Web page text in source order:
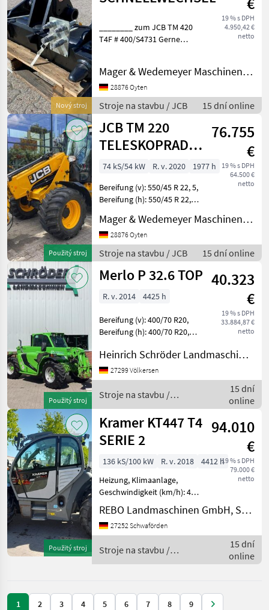
Nový stroj
19 % s DPH
4.950,42 €
netto
________ zum JCB TM 420
T4F # 400/S4731 Gerne
Maschine und liefern diese
gegen Mehrpreis bei Ihnen
an! Preis
Mager & Wedemeyer Maschinenvertrieb GmbH & Co. KG
28876 Oyten
Stroje na stavbu / JCB 15 dní online
Použitý stroj
JCB TM 220
TELESKOPRADLADER
40 KM/H
76.755
€
19 % s DPH
64.500 €
netto
74 kS/54 kW R. v. 2020
1977 h
Bereifung (v): 550/45 R 22, 5,
Bereifung (h): 550/45 R 22, 5,
Arbeitsscheinwerfer 2x
hinten, Arbeitsscheinwerfer
4x vorn, Allrad, Kabin
Mager & Wedemeyer Maschinenvertrieb GmbH & Co. KG
28876 Oyten
Stroje na stavbu / JCB 15 dní online
Použitý stroj
Merlo P 32.6 TOP 40.323
€
19 % s DPH
33.884,87 €
netto
R. v. 2014 4425 h
Bereifung (v): 400/70 R20,
Bereifung (h): 400/70 R20,
Erstzulassung: 04.04.14
________ Autom. AHK,
Kipperanschluss Heck, LED-
Arbeitssche
Heinrich Schröder Landmaschinen KG Völkersen
27299 Völkersen
Stroje na stavbu /
Merlo
15 dní
online
Použitý stroj
Kramer KT447 T4
SERIE 2
94.010
€
19 % s DPH
79.000 €
netto
136 kS/100 kW R. v. 2018
4412 h
Heizung, Klimaanlage,
Geschwindigkeit (km/h): 40
Stroje na stavbu
Teleskopové nakladače
REBO Landmaschinen GmbH, Schwaförden
27252 Schwaförden
Stroje na stavbu /
Kramer
15 dní
online
1 2 3 4 5 6 7 8 9